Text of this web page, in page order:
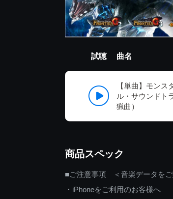
試聴 曲名
【単曲】モン
ル・サウンドト
猟曲）
商品スペック
■ご注意事項 ＜音楽データをご
・iPhoneをご利用のお客様へ